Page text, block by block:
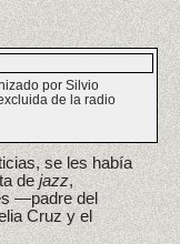
por Silvio
de la radio
se les había
dejazz,
—padre del
Cruz y el